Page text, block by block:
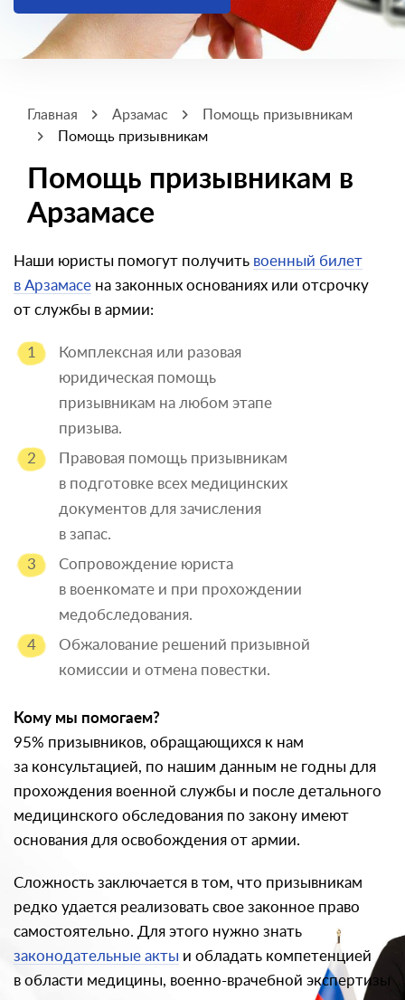
Главная Арзамас
Помощь призывникам
Помощь призывникам
Помощь призывникам в
Арзамасе
Наши юристы помогут получить военный билет
в Арзамасе на законных основаниях или отсрочку
от службы в армии:
Комплексная или разовая
юридическая помощь
призывникам на любом этапе
призыва.
Правовая помощь призывникам
в подготовке всех медицинских
документов для зачисления
в запас.
Сопровождение юриста
в военкомате и при прохождении
медобследования.
Обжалование решений призывной
комиссии и отмена повестки.
Кому мы помогаем?
95% призывников, обращающихся к нам
за консультацией, по нашим данным не годны для
прохождения военной службы и после детального
медицинского обследования по закону имеют
основания для освобождения от армии.
Сложность заключается в том, что призывникам
редко удается реализовать свое законное право
самостоятельно. Для этого нужно знать
законодательные акты и обладать компетенцией
в области медицины, военно-врачебной экспертизы